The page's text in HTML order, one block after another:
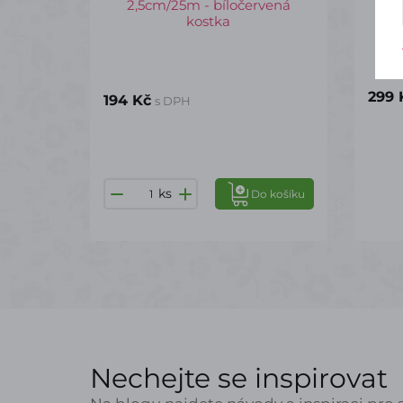
2,5cm/25m - bíločervená
kostka
194 Kč s DPH
ks Do košíku
299
Nechejte se inspirovat